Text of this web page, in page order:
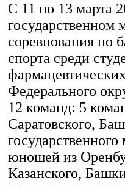
С 11 по 13 марта
государственном
соревнования по
спорта среди
Федерального
12 команд: 5
Саратовского,
юношей из
Казанского,